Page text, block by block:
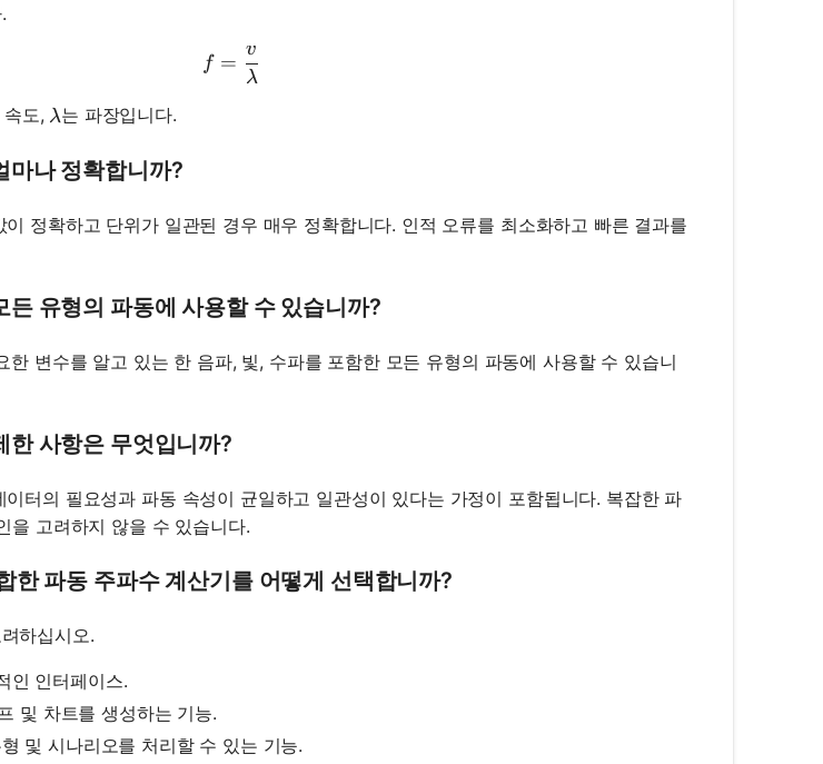
f = \frac{v}{\lambda}
f =
λ
v
도, \lambda
λ는 파장입니다.
마나 정확합니까?
정확하고 단위가 일관된 경우 매우 정확합니다. 인적 오류를 최소화하고 빠른 결과를
든 유형의 파동에 사용할 수 있습니까?
한 변수를 알고 있는 한 음파, 빛, 수파를 포함한 모든 유형의 파동에 사용할 수 있습니
한 사항은 무엇입니까?
터의 필요성과 파동 속성이 균일하고 일관성이 있다는 가정이 포함됩니다. 복잡한 파
을 고려하지 않을 수 있습니다.
한 파동 주파수 계산기를 어떻게 선택합니까?
하십시오.
인 인터페이스.
및 차트를 생성하는 기능.
및 시나리오를 처리할 수 있는 기능.